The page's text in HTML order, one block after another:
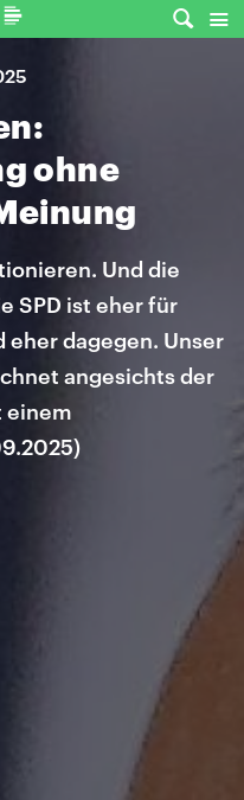
ohne
Und die
SPD ist eher für
eher dagegen. Unser
angesichts der
einem